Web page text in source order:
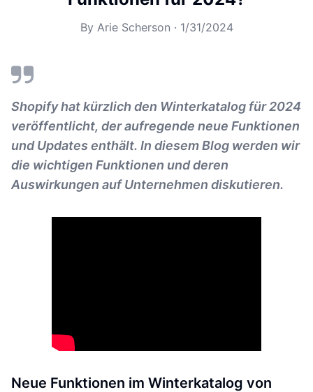
By Arie Scherson · 1/31/2024
Shopify hat kürzlich den Winterkatalog für 2024
veröffentlicht, der aufregende neue Funktionen
und Updates enthält. In diesem Blog werden wir
die wichtigen Funktionen und deren
Auswirkungen auf Unternehmen diskutieren.
Neue Funktionen im Winterkatalog von